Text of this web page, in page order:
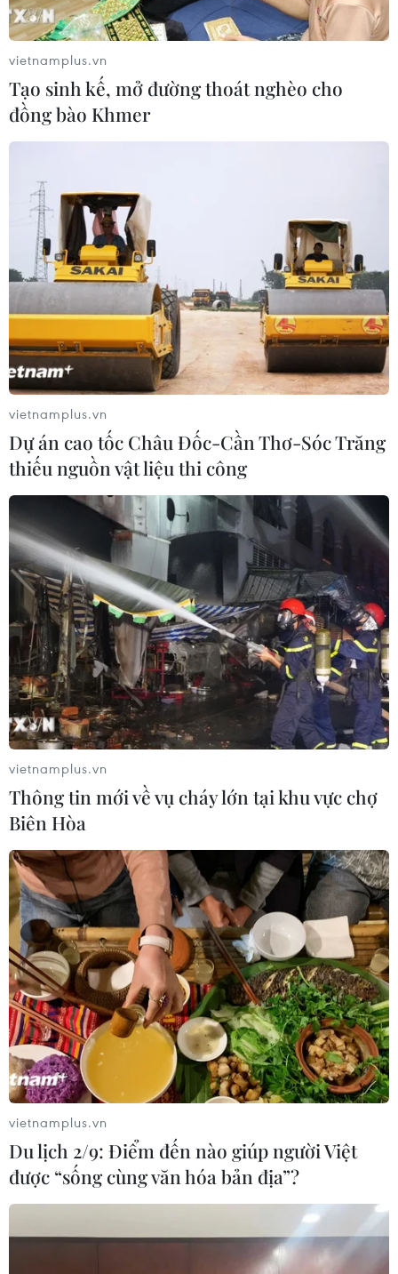
TIN CÙNG CHUYÊN MỤC
Nâng cao hiệu quả đấu tranh phòng,
chống tội phạm và vi phạm pháp luật
06/08/2026 04:13
Đắk Lắk tháo gỡ khó khăn, đảm bảo
đủ sách giáo khoa cho năm học mới
06/08/2026 04:12
Cảnh báo thủ đoạn lừa đảo đưa lao
động thời vụ sang Hàn Quốc
06/08/2026 04:11
Cán bộ làm việc tại trung tâm phục
vụ hành chính công được nhận hỗ
trợ tiền
06/08/2026 03:51
Cảnh báo lũ quét, sạt lở đất ở 8 tỉnh
khu vực Bắc Bộ và Thanh Hóa
06/08/2026 03:47
Vĩnh Long triển khai nhiều hoạt
động chăm lo cho nạn nhân chất độc
06/08/2026 03:47
24 năm tù cho 2 vợ chồng tổ
06/08/2026 03:46
vietnamplus.vn
Tạo sinh kế, mở đường thoát nghèo cho
đồng bào Khmer
vietnamplus.vn
Dự án cao tốc Châu Đốc-Cần Thơ-Sóc Trăng
thiếu nguồn vật liệu thi công
vietnamplus.vn
Thông tin mới về vụ cháy lớn tại khu vực chợ
Biên Hòa
vietnamplus.vn
Du lịch 2/9: Điểm đến nào giúp người Việt
được “sống cùng văn hóa bản địa”?